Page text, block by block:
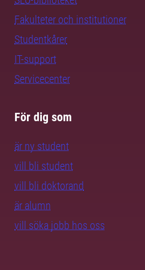
Fakulteter och institutioner
Studentkårer
IT-support
Servicecenter
För dig som
är ny student
vill bli student
vill bli doktorand
är alumn
vill söka jobb hos oss